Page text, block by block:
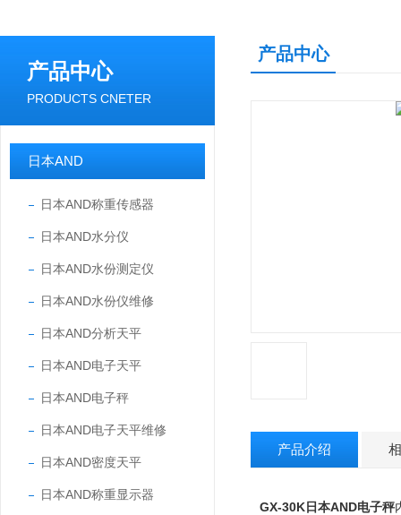
产品中心
PRODUCTS CNETER
日本AND
日本AND称重传感器
日本AND水分仪
日本AND水份测定仪
日本AND水份仪维修
日本AND分析天平
日本AND电子天平
日本AND电子秤
日本AND电子天平维修
日本AND密度天平
日本AND称重显示器
产品中心
产品介绍
GX-30K日本AND电子秤